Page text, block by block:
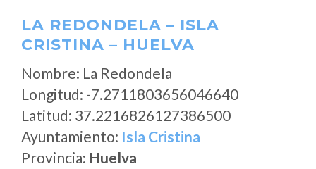
LA REDONDELA – ISLA
CRISTINA – HUELVA
Nombre: La Redondela
Longitud: -7.2711803656046640
Latitud: 37.2216826127386500
Ayuntamiento: Isla Cristina
Provincia: Huelva